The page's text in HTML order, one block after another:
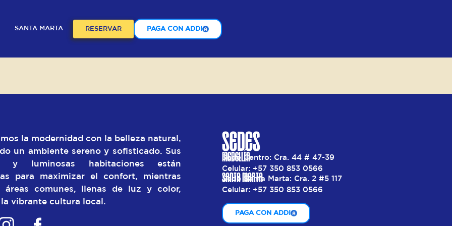
SANTA MARTA RESERVAR PAGA CON ADDI
la modernidad con la belleza natural,
un ambiente sereno y sofisticado. Sus
y luminosas habitaciones están
para maximizar el confort, mientras
áreas comunes, llenas de luz y color,
vibrante cultura local.
SEDES
MEDELLÍN
Sede Centro: Cra. 44 # 47-39
Celular: +57 350 853 0566
SANTA MARTA
Sede Santa Marta: Cra. 2 #5 117
Celular: +57 350 853 0566
PAGA CON ADDI